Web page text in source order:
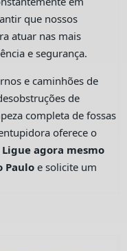
que nossos
atuar nas mais
e segurança.
e caminhões de
de
completa de fossas
oferece o
Ligue agora mesmo
Pauloe solicite um